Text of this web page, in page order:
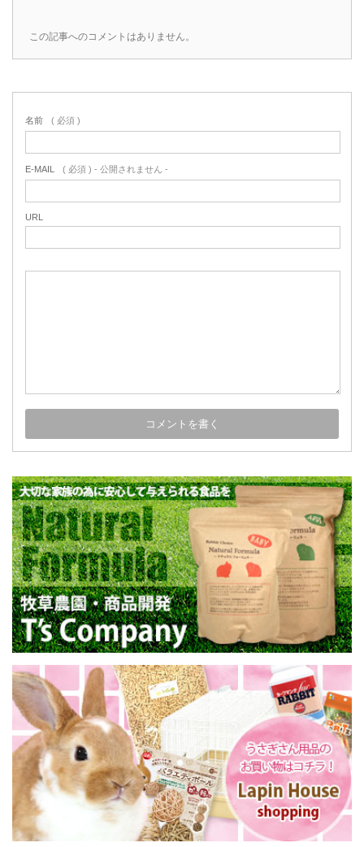
この記事へのコメントはありません。
名前 ( 必須 )
E-MAIL ( 必須 ) - 公開されません -
URL